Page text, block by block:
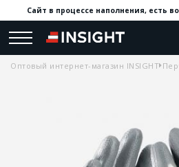
Сайт в процессе наполнения, есть
Оптовый интернет-магазин INSIGHT